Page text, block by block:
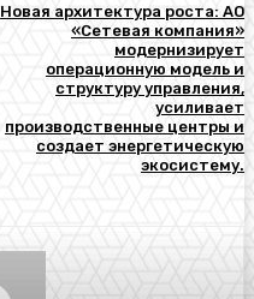
Новая архитектура роста: АО
«Сетевая компания»
модернизирует
операционную модель и
структуру управления,
усиливает
производственные центры и
создает энергетическую
экосистему.